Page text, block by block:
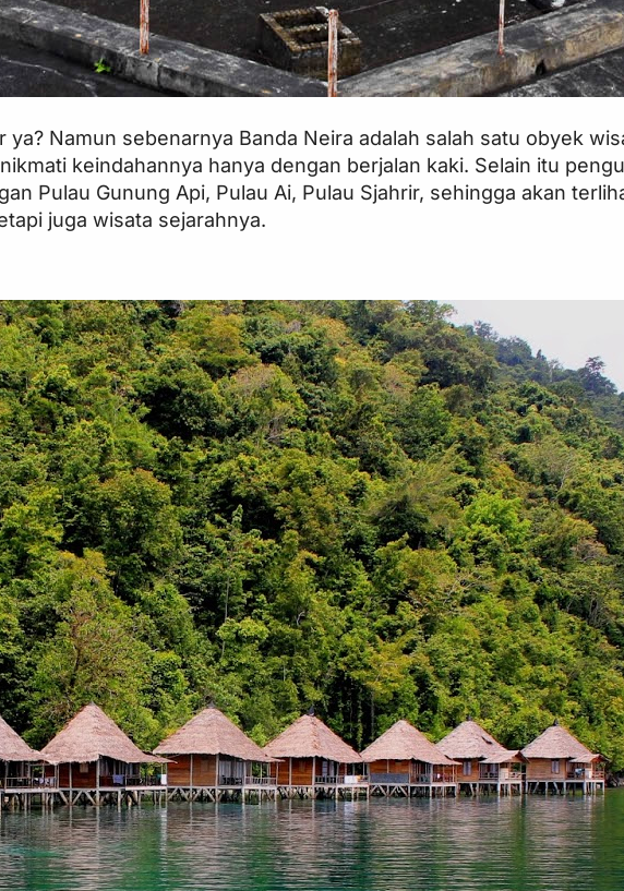
Namun sebenarnya Banda Neira adalah salah satu obyek
keindahannya hanya dengan berjalan kaki. Selain itu
Pulau Gunung Api, Pulau Ai, Pulau Sjahrir, sehingga akan
juga wisata sejarahnya.